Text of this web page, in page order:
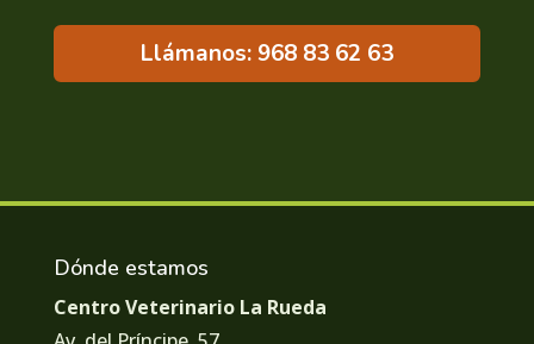
Llámanos: 968 83 62 63
Dónde estamos
Centro Veterinario La Rueda